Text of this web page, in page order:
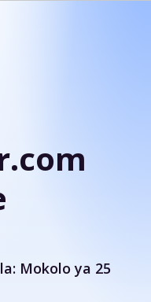
Mokolo ya 25